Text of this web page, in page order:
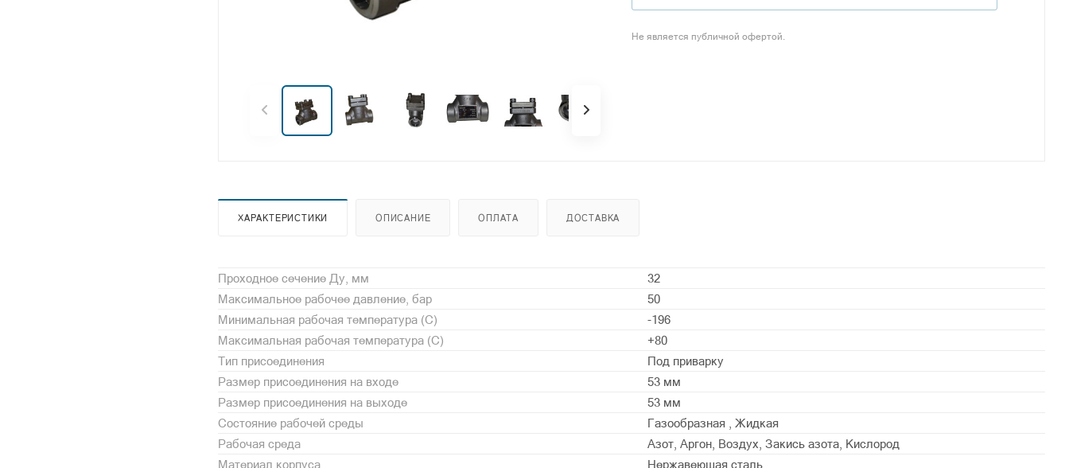
Не является публичной офертой.
ХАРАКТЕРИСТИКИ ОПИСАНИЕ ОПЛАТА ДОСТАВКА
Проходное сечение Ду, мм
32
Максимальное рабочее давление, бар
50
Минимальная рабочая температура (С)
-196
Максимальная рабочая температура (С)
+80
Тип присоединения
Под приварку
Размер присоединения на входе
53 мм
Размер присоединения на выходе
53 мм
Состояние рабочей среды
Газообразная , Жидкая
Рабочая среда
Азот, Аргон, Воздух, Закись азота, Кислород
Материал корпуса
Нержавеющая сталь